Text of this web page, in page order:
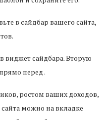
в сайдбар вашего сайта,
виджет сайдбара. Вторую
перед .
ростом ваших доходов,
можно на вкладке